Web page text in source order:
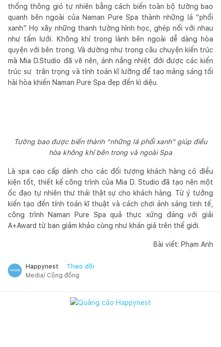
thống thông gió tự nhiên bằng cách biến toàn bộ tường bao
quanh bên ngoài của Naman Pure Spa thành những lá “phổi
xanh”. Họ xây những thanh tường hình học, ghép nối với nhau
như tấm lưới. Không khí trong lành bên ngoài dễ dàng hòa
quyện với bên trong. Và dường như trong câu chuyện kiến trúc
mà Mia D.Studio đã vẽ nên, ánh nắng nhiệt đới được các kiến
trúc sư trân trọng và tính toán kĩ lưỡng để tạo mảng sáng tối
hài hòa khiến Naman Pure Spa đẹp đến kì diệu.
Tường bao được biến thành “những lá phổi xanh” giúp điều
hòa không khí bên trong và ngoài Spa
Là spa cao cấp dành cho các đối tượng khách hàng có điều
kiện tốt, thiết kế công trình của Mia D. Studio đã tạo nên một
ốc đạo tự nhiên thư thái thật sự cho khách hàng. Từ ý tưởng
kiến tạo đến tính toán kĩ thuật và cách chơi ánh sáng tinh tế,
công trình Naman Pure Spa quả thực xứng đáng với giải
A+Award từ ban giảm khảo cùng như khán giả trên thế giới.
Bài viết: Phạm Anh
Happynest Theo dõi
Media/ Cộng đồng